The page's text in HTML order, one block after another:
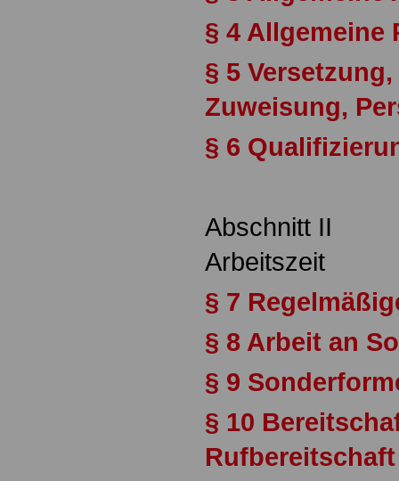
§ 4 Allgemeine
§ 5
Zuweisung,
§ 6
Abschnitt II
Arbeitszeit
§ 7
§ 8 Arbeit an
§ 9
§ 10
Rufbereitschaft